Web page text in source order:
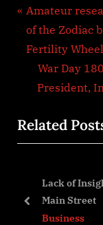
Post
P
r
e
u
s
s
Amateur
of the Zodiac
Fertility Wheel
N
e
t
P
s
War Day
President,
Related
Lack of
Main Street
Business
prev